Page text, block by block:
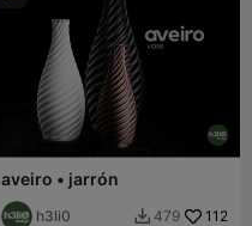
aveiro • jarrón
h3li0  479 112